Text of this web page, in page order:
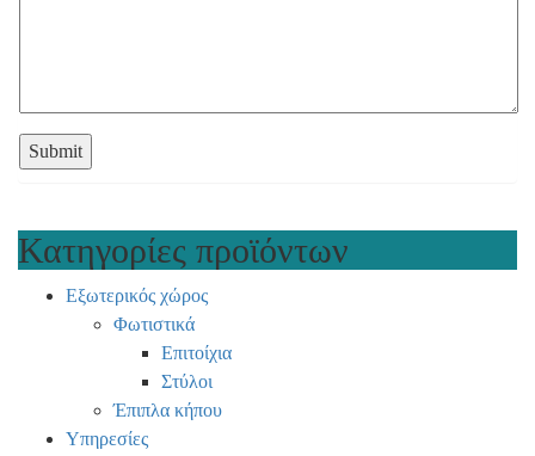
Κατηγορίες προϊόντων
Εξωτερικός χώρος
Φωτιστικά
Επιτοίχια
Στύλοι
Έπιπλα κήπου
Υπηρεσίες